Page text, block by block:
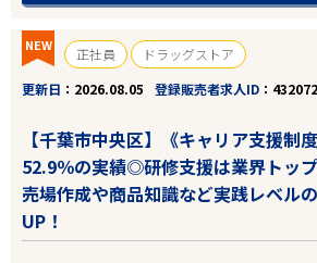
NEW 正社員
ドラッグストア
更新日
2026.08.05 登録販売者求人ID 432072
【千葉市中央区】《キャリア支援制
52.9％の実績◎研修支援は業界トッ
売場作成や商品知識など実践レベル
UP！